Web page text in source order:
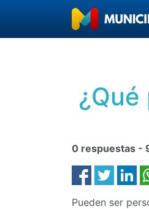
0 respuestas -
Pueden ser